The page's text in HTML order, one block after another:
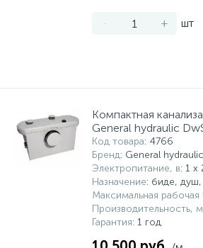
- + шт
Компактная
General hydraulic
Код товара: 4766
Бренд: General hydraulic
Электропитание, в: 1 x
Назначение: биде, душ,
Максимальная
Производительность,
Гарантия: 1 год